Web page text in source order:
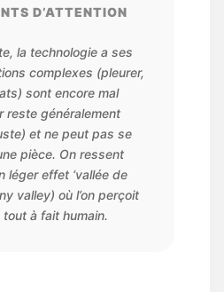
D’ATTENTION
la technologie a ses
complexes (pleurer,
sont encore mal
reste généralement
et ne peut pas se
pièce. On ressent
léger effet ‘vallée de
valley) où l’on perçoit
tout à fait humain.